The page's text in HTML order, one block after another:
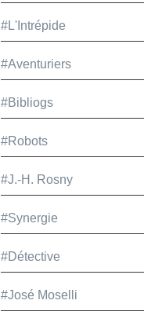
#L'Intrépide
#Aventuriers
#Bibliogs
#Robots
#J.-H. Rosny
#Synergie
#Détective
#José Moselli